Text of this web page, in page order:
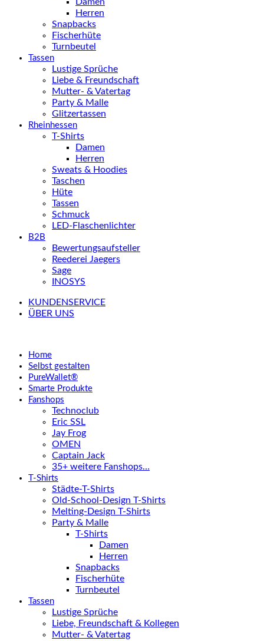
Herren
Snapbacks
Fischerhüte
Turnbeutel
Tassen
Lustige Sprüche
Liebe & Freundschaft
Mutter- & Vatertag
Party & Malle
Glitzertassen
Rheinhessen
T-Shirts
Damen
Herren
Sweats & Hoodies
Taschen
Hüte
Tassen
Schmuck
LED-Flaschenlichter
B2B
Bewertungsaufsteller
Reederei Jaegers
Sage
INOSYS
KUNDENSERVICE
ÜBER UNS
Home
Selbst gestalten
PureWallet®
Smarte Produkte
Fanshops
Technoclub
Eric SSL
Jay Frog
OMEN
Captain Jack
35+ weitere Fanshops…
T-Shirts
Städte-T-Shirts
Old-School-Design T-Shirts
Melting-Design T-Shirts
Party & Malle
T-Shirts
Damen
Herren
Snapbacks
Fischerhüte
Turnbeutel
Tassen
Lustige Sprüche
Liebe, Freundschaft & Kollegen
Mutter- & Vatertag